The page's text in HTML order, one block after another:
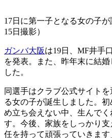
17日に第一子となる女の子
15日撮影）
ガンバ大阪は19日、MF井手
を発表。また、昨年末に結
した。
同選手はクラブ公式サイト
る女の子が誕生しました。
め立ち会えない中、生んで
す。今後、家族をしっかり
任を持って頑張っていきます